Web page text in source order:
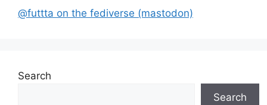
@futtta on the fediverse (mastodon)
Search
Search